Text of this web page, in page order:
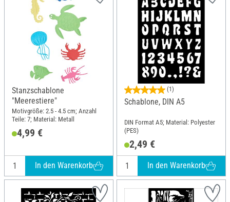
Stanzschablone
"Meerestiere"
Motivgröße: 2.5 - 4.5 cm; Anzahl
Teile: 7; Material: Metall
4,99 €
In den Warenkorb
(1)
Schablone, DIN A5
DIN Format A5; Material: Polyester
(PES)
2,49 €
In den Warenkorb